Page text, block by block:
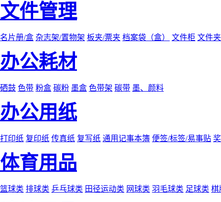
文件管理
名片册/盒 杂志架/置物架 板夹/票夹 档案袋（盒） 文件柜 文件
办公耗材
硒鼓 色带 粉盒 碳粉 墨盒 色带架 碳带 墨、颜料
办公用纸
打印纸 复印纸 传真纸 复写纸 通用记事本簿 便签/标签/易事贴
体育用品
篮球类 排球类 乒乓球类 田径运动类 网球类 羽毛球类 足球类 棋